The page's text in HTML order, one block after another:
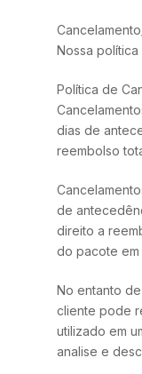
Nossa
Política de
dias de
reembolso
de
direito a
do pacote em
No entanto
cliente pode
utilizado em
analise e